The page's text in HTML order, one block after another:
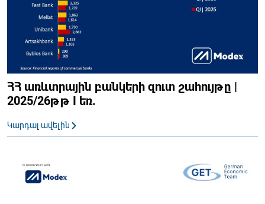
ՀՀ առևտրային բանկերի զուտ շահույթը |
2025/26թթ I եռ.
Կարդալ ավելին